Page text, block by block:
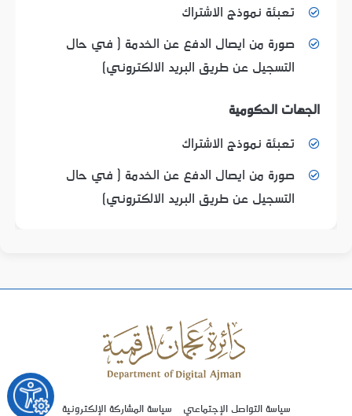
تعبئة نموذج الاشتراك
صورة من ايصال الدفع عن الخدمة ( في حال
التسجيل عن طريق البريد الالكتروني)
الجهات الحكومية
تعبئة نموذج الاشتراك
صورة من ايصال الدفع عن الخدمة ( في حال
التسجيل عن طريق البريد الالكتروني)
سياسة التواصل الإجتماعي سياسة المشاركة الإلكترونية